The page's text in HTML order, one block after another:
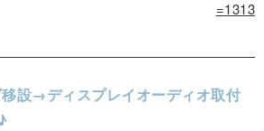
=1313
設→ディスプレイオーディオ取付